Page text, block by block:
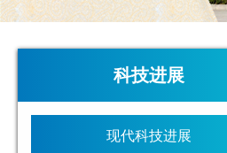
科技进展
现代科技进展